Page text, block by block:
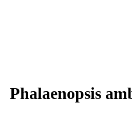
Phalaenopsis